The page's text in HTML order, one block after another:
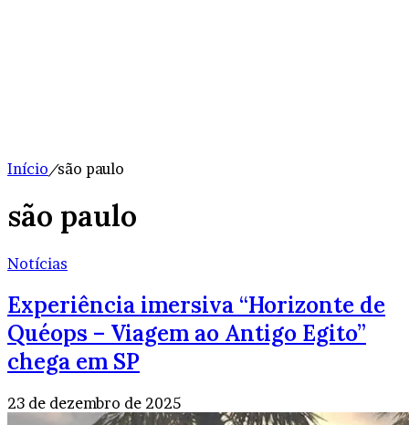
Início/são paulo
são paulo
Notícias
Experiência imersiva “Horizonte de
Quéops – Viagem ao Antigo Egito”
chega em SP
23 de dezembro de 2025